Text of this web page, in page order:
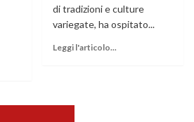
di tradizioni e culture
variegate, ha ospitato...
Leggi l'articolo...